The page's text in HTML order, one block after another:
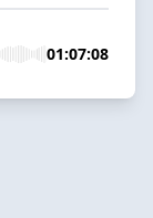
01:07:08